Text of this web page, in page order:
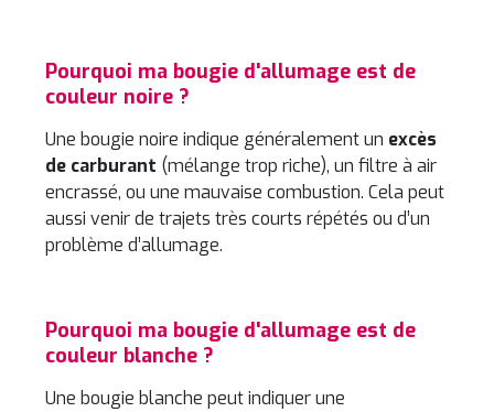
Pourquoi ma bougie d'allumage est de
couleur noire ?
Une bougie noire indique généralement un excès
de carburant (mélange trop riche), un filtre à air
encrassé, ou une mauvaise combustion. Cela peut
aussi venir de trajets très courts répétés ou d’un
problème d’allumage.
Pourquoi ma bougie d'allumage est de
couleur blanche ?
Une bougie blanche peut indiquer une